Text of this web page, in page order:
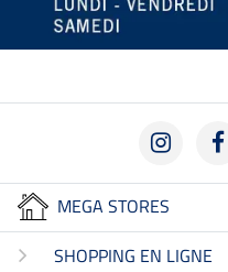
MEGA STORES
SHOPPING EN LIGNE